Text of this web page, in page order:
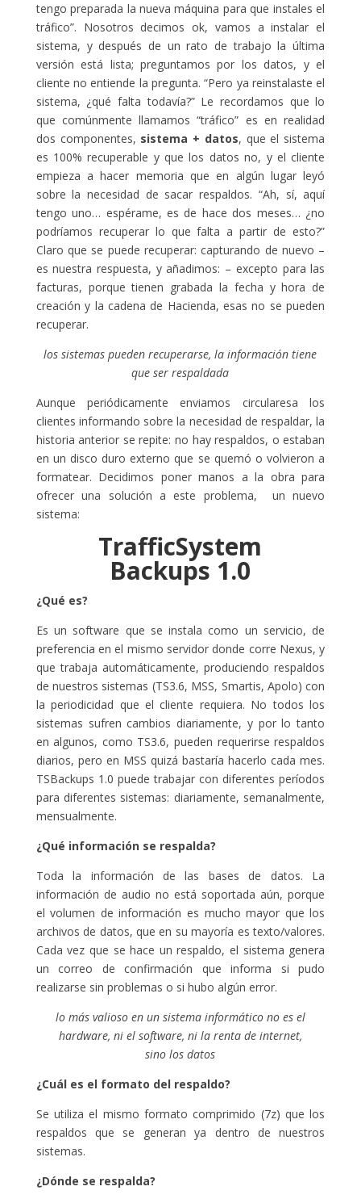
tengo preparada la nueva máquina para que instales el
tráfico”. Nosotros decimos ok, vamos a instalar el
sistema, y después de un rato de trabajo la última
versión está lista; preguntamos por los datos, y el
cliente no entiende la pregunta. “Pero ya reinstalaste el
sistema, ¿qué falta todavía?” Le recordamos que lo
que comúnmente llamamos “tráfico” es en realidad
dos componentes, sistema + datos, que el sistema
es 100% recuperable y que los datos no, y el cliente
empieza a hacer memoria que en algún lugar leyó
sobre la necesidad de sacar respaldos. “Ah, sí, aquí
tengo uno… espérame, es de hace dos meses… ¿no
podríamos recuperar lo que falta a partir de esto?”
Claro que se puede recuperar: capturando de nuevo –
es nuestra respuesta, y añadimos: – excepto para las
facturas, porque tienen grabada la fecha y hora de
creación y la cadena de Hacienda, esas no se pueden
recuperar.
los sistemas pueden recuperarse, la información tiene
que ser respaldada
Aunque periódicamente enviamos circularesa los
clientes informando sobre la necesidad de respaldar, la
historia anterior se repite: no hay respaldos, o estaban
en un disco duro externo que se quemó o volvieron a
formatear. Decidimos poner manos a la obra para
ofrecer una solución a este problema, un nuevo
sistema:
TrafficSystem
Backups 1.0
¿Qué es?
Es un software que se instala como un servicio, de
preferencia en el mismo servidor donde corre Nexus, y
que trabaja automáticamente, produciendo respaldos
de nuestros sistemas (TS3.6, MSS, Smartis, Apolo) con
la periodicidad que el cliente requiera. No todos los
sistemas sufren cambios diariamente, y por lo tanto
en algunos, como TS3.6, pueden requerirse respaldos
diarios, pero en MSS quizá bastaría hacerlo cada mes.
TSBackups 1.0 puede trabajar con diferentes períodos
para diferentes sistemas: diariamente, semanalmente,
mensualmente.
¿Qué información se respalda?
Toda la información de las bases de datos. La
información de audio no está soportada aún, porque
el volumen de información es mucho mayor que los
archivos de datos, que en su mayoría es texto/valores.
Cada vez que se hace un respaldo, el sistema genera
un correo de confirmación que informa si pudo
realizarse sin problemas o si hubo algún error.
lo más valioso en un sistema informático no es el
hardware, ni el software, ni la renta de internet,
sino los datos
¿Cuál es el formato del respaldo?
Se utiliza el mismo formato comprimido (7z) que los
respaldos que se generan ya dentro de nuestros
sistemas.
¿Dónde se respalda?